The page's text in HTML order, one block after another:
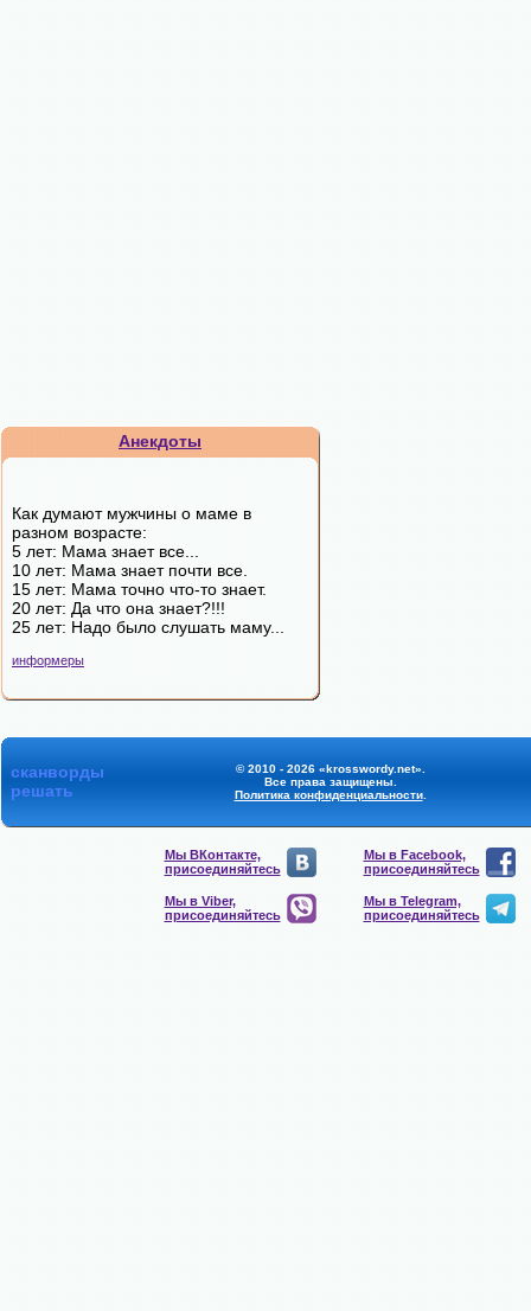
Анекдоты
Как думают мужчины о маме в
разном возрасте:
5 лет: Мама знает все...
10 лет: Мама знает почти все.
15 лет: Мама точно что-то знает.
20 лет: Да что она знает?!!!
25 лет: Надо было слушать маму...
информеры
сканворды
решать
© 2010 - 2026 «krosswordy.net».
Все права защищены.
Политика конфиденциальности.
Мы ВКонтакте,
присоединяйтесь
Мы в Facebook,
присоединяйтесь
Мы в Viber,
присоединяйтесь
Мы в Telegram,
присоединяйтесь